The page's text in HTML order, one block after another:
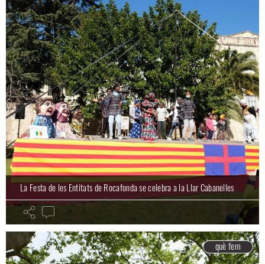
La Festa de les Entitats de Rocafonda se celebra a la Llar Cabanelles
què fem